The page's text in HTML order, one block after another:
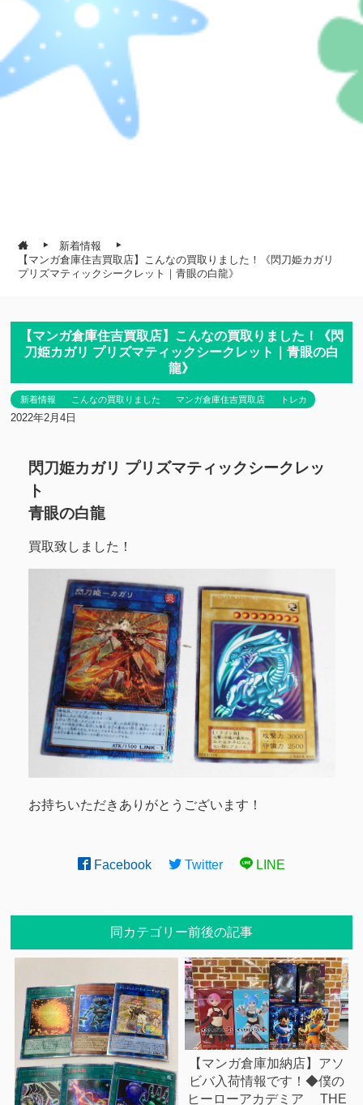
新着情報
【マンガ倉庫住吉買取店】こんなの買取りました！《閃刀姫カガリ
プリズマティックシークレット｜青眼の白龍》
【マンガ倉庫住吉買取店】こんなの買取りました！《閃
刀姫カガリ プリズマティックシークレット｜青眼の白
龍》
新着情報 こんなの買取りました マンガ倉庫住吉買取店 トレカ
2022年2月4日
閃刀姫カガリ プリズマティックシークレッ
ト
青眼の白龍
買取致しました！
お持ちいただきありがとうございます！
Facebook Twitter LINE
同カテゴリー前後の記事
【マンガ倉庫加納店】アソ
ビバ入荷情報です！◆僕の
ヒーローアカデミア THE